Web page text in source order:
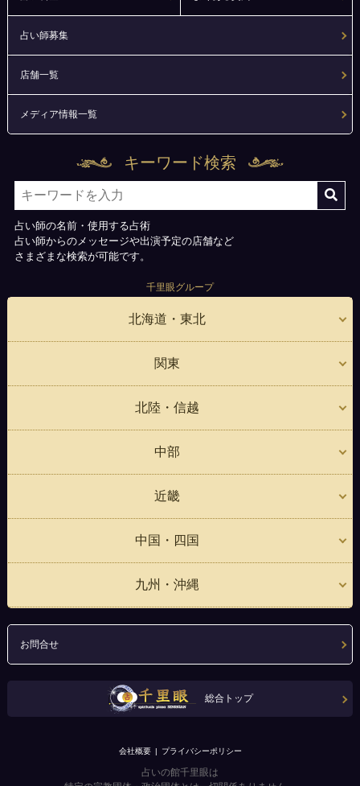
占い師募集
店舗一覧
メディア情報一覧
キーワード検索
占い師の名前・使用する占術
占い師からのメッセージや出演予定の店舗など
さまざまな検索が可能です。
千里眼グループ
北海道・東北
関東
北陸・信越
中部
近畿
中国・四国
九州・沖縄
お問合せ
総合トップ
会社概要 プライバシーポリシー
占いの館千里眼は